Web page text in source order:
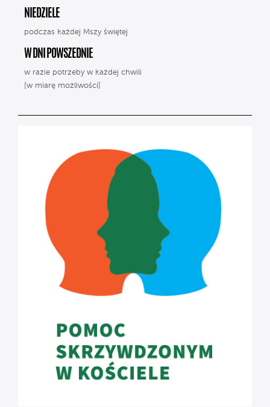
NIEDZIELE
podczas każdej Mszy świętej
W DNI POWSZEDNIE
w razie potrzeby w każdej chwili
[w miarę możliwości]